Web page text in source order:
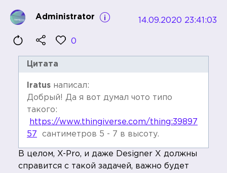
Administrator 14.09.2020 23:41:03
0
Цитата
Iratus написал:
Добрый! Да я вот думал чото типо
такого:
https://www.thingiverse.com/thing:39897
57 сантиметров 5 - 7 в высоту.
В целом, X-Pro, и даже Designer X должны
справится с такой задачей, важно будет